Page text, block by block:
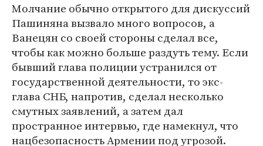
Молчание обычно открытого для дискуссий
Пашиняна вызвало много вопросов, а
Ванецян со своей стороны сделал все,
чтобы как можно больше раздуть тему. Если
бывший глава полиции устранился от
государственной деятельности, то экс-
глава СНБ, напротив, сделал несколько
смутных заявлений, а затем дал
пространное интервью, где намекнул, что
нацбезопасность Армении под угрозой.